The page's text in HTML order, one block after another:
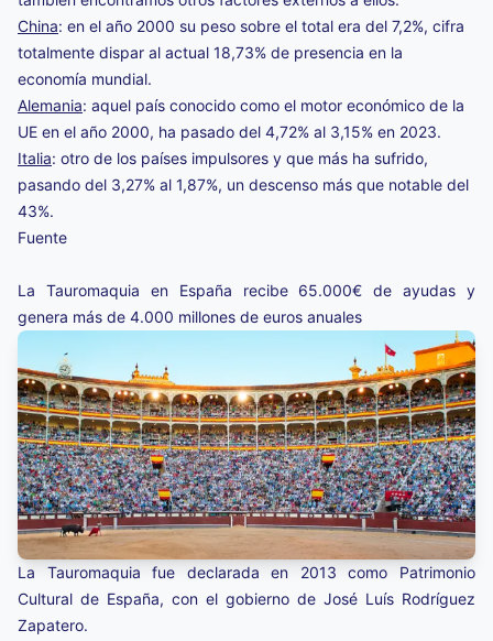
China: en el año 2000 su peso sobre el total era del 7,2%, cifra
totalmente dispar al actual 18,73% de presencia en la
economía mundial.
Alemania: aquel país conocido como el motor económico de la
UE en el año 2000, ha pasado del 4,72% al 3,15% en 2023.
Italia: otro de los países impulsores y que más ha sufrido,
pasando del 3,27% al 1,87%, un descenso más que notable del
43%.
Fuente
La Tauromaquia en España recibe 65.000€ de ayudas y
genera más de 4.000 millones de euros anuales
La Tauromaquia fue declarada en 2013 como Patrimonio
Cultural de España, con el gobierno de José Luís Rodríguez
Zapatero.